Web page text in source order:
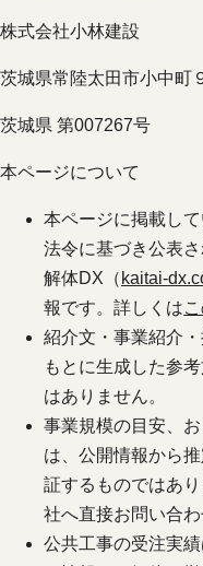
株式会社小林建設
茨城県常陸太田市小中町
茨城県 第007267号
本ページについて
本ページに掲載し
法令に基づき公表
解体DX（ kaitai-
報です。詳しくは
紹介文・事業紹介
もとに生成した参
はありません。
事業規模の目安、
は、公開情報から
証するものではあ
社へ直接お問い合わ
公共工事の受注実